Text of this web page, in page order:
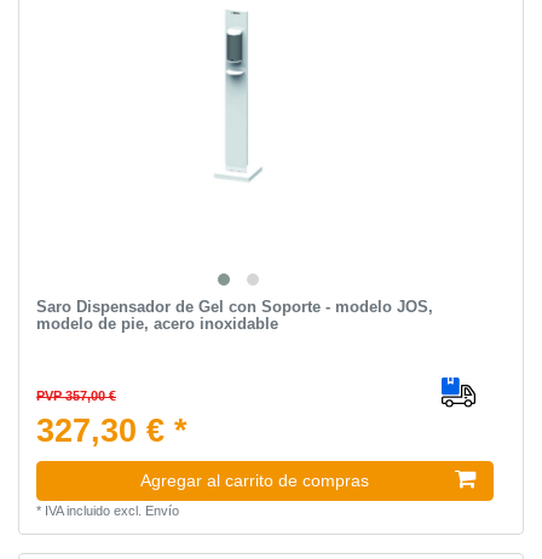
Saro Dispensador de Gel con Soporte - modelo JOS,
modelo de pie, acero inoxidable
PVP 357,00 €
327,30 € *
Agregar al carrito de compras
* IVA incluidoexcl. Envío